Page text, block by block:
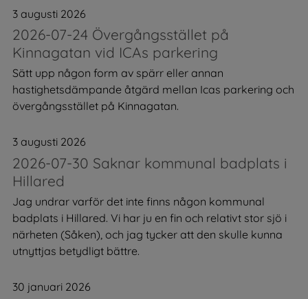
3 augusti 2026
2026-07-24 Övergångsstället på
Kinnagatan vid ICAs parkering
Sätt upp någon form av spärr eller annan
hastighetsdämpande åtgärd mellan Icas parkering och
övergångsstället på Kinnagatan.
3 augusti 2026
2026-07-30 Saknar kommunal badplats i
Hillared
Jag undrar varför det inte finns någon kommunal
badplats i Hillared. Vi har ju en fin och relativt stor sjö i
närheten (Såken), och jag tycker att den skulle kunna
utnyttjas betydligt bättre.
30 januari 2026